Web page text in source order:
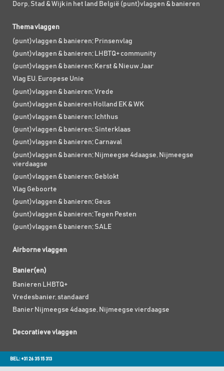
Dorp, Stad & Wijk in het land België (punt)vlaggen & banieren
Thema vlaggen
(punt)vlaggen & banieren; Prinsenvlag
(punt)vlaggen & banieren; LHBTQ+ community
(punt)vlaggen & banieren; Kerst & Nieuw Jaar
Vlag EU, Europese Unie
(punt)vlaggen & banieren; Vrede
(punt)vlaggen & banieren Holland EK & WK
(punt)vlaggen & banieren; Ichthus
(punt)vlaggen & banieren; Sinterklaas
(punt)vlaggen & banieren; Carnaval
(punt)vlaggen & banieren; Nijmeegse 4daagse, Nijmeegse
vierdaagse
(punt)vlaggen & banieren; Geblokt
Vlag Geboorte
(punt)vlaggen & banieren; Geus
(punt)vlaggen & banieren; Tegen Pesten
(punt)vlaggen & banieren; SALE
Airborne vlaggen
Banier(en)
Banieren LHBTQ+
Vredesbanier, standaard
Banier Nijmeegse 4daagse, Nijmeegse vierdaagse
Decoratieve vlaggen
BEL: +31 26 35 15 313